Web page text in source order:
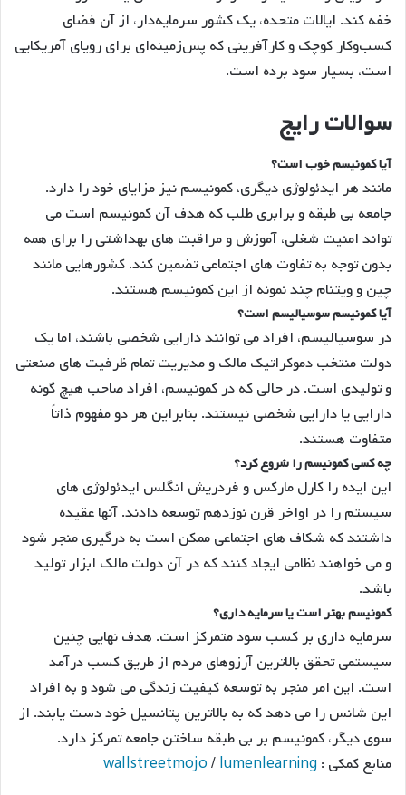
خفه کند. ایالات متحده، یک کشور سرمایه‌دار، از آن فضای
کسب‌وکار کوچک و کارآفرینی که پس‌زمینه‌ای برای رویای آمریکایی
است، بسیار سود برده است.
سوالات رایج
آیا کمونیسم خوب است؟
مانند هر ایدئولوژی دیگری، کمونیسم نیز مزایای خود را دارد.
جامعه بی طبقه و برابری طلب که هدف آن کمونیسم است می
تواند امنیت شغلی، آموزش و مراقبت های بهداشتی را برای همه
بدون توجه به تفاوت های اجتماعی تضمین کند. کشورهایی مانند
چین و ویتنام چند نمونه از این کمونیسم هستند.
آیا کمونیسم سوسیالیسم است؟
در سوسیالیسم، افراد می توانند دارایی شخصی باشند، اما یک
دولت منتخب دموکراتیک مالک و مدیریت تمام ظرفیت های صنعتی
و تولیدی است. در حالی که در کمونیسم، افراد صاحب هیچ گونه
دارایی یا دارایی شخصی نیستند. بنابراین هر دو مفهوم ذاتاً
متفاوت هستند.
چه کسی کمونیسم را شروع کرد؟
این ایده را کارل مارکس و فردریش انگلس ایدئولوژی های
سیستم را در اواخر قرن نوزدهم توسعه دادند. آنها عقیده
داشتند که شکاف های اجتماعی ممکن است به درگیری منجر شود
و می خواهند نظامی ایجاد کنند که در آن دولت مالک ابزار تولید
باشد.
کمونیسم بهتر است یا سرمایه داری؟
سرمایه داری بر کسب سود متمرکز است. هدف نهایی چنین
سیستمی تحقق بالاترین آرزوهای مردم از طریق کسب درآمد
است. این امر منجر به توسعه کیفیت زندگی می شود و به افراد
این شانس را می دهد که به بالاترین پتانسیل خود دست یابند. از
سوی دیگر، کمونیسم بر بی طبقه ساختن جامعه تمرکز دارد.
منابع کمکی :
wallstreetmojo/lumenlearning